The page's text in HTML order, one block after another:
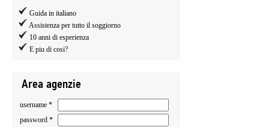
Guida in italiano
Assistenza per tutto il soggiorno
10 anni di esperienza
E piu di cosi?
Area agenzie
username *
password *